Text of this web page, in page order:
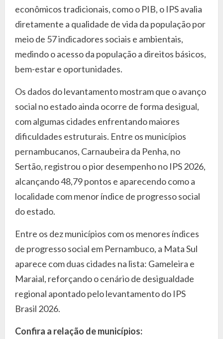
econômicos tradicionais, como o PIB, o IPS avalia
diretamente a qualidade de vida da população por
meio de 57 indicadores sociais e ambientais,
medindo o acesso da população a direitos básicos,
bem-estar e oportunidades.
Os dados do levantamento mostram que o avanço
social no estado ainda ocorre de forma desigual,
com algumas cidades enfrentando maiores
dificuldades estruturais. Entre os municípios
pernambucanos, Carnaubeira da Penha, no
Sertão, registrou o pior desempenho no IPS 2026,
alcançando 48,79 pontos e aparecendo como a
localidade com menor índice de progresso social
do estado.
Entre os dez municípios com os menores índices
de progresso social em Pernambuco, a Mata Sul
aparece com duas cidades na lista: Gameleira e
Maraial, reforçando o cenário de desigualdade
regional apontado pelo levantamento do IPS
Brasil 2026.
Confira a relação de municípios: